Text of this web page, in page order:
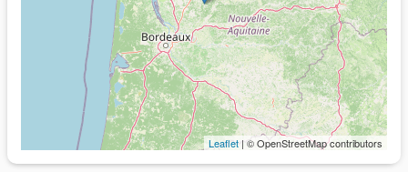
Leaflet | © OpenStreetMap contributors